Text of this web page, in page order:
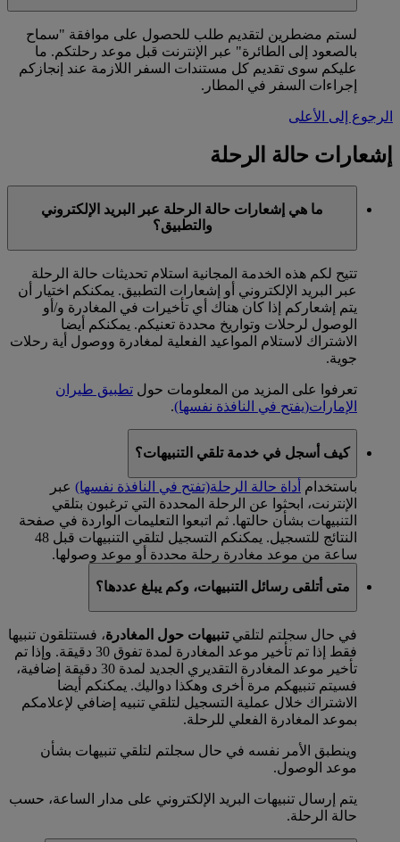
لستم مضطرين لتقديم طلب للحصول على موافقة "سماح
بالصعود إلى الطائرة" عبر الإنترنت قبل موعد رحلتكم. ما
عليكم سوى تقديم كل مستندات السفر اللازمة عند إنجازكم
إجراءات السفر في المطار.
الرجوع إلى الأعلى
إشعارات حالة الرحلة
ما هي إشعارات حالة الرحلة عبر البريد الإلكتروني
والتطبيق؟
تتيح لكم هذه الخدمة المجانية استلام تحديثات حالة الرحلة
عبر البريد الإلكتروني أو إشعارات التطبيق. يمكنكم اختيار أن
يتم إشعاركم إذا كان هناك أي تأخيرات في المغادرة و/أو
الوصول لرحلات وتواريخ محددة تعنيكم. يمكنكم أيضا
الاشتراك لاستلام المواعيد الفعلية لمغادرة ووصول أية رحلات
جوية.
تعرفوا على المزيد من المعلومات حول تطبيق طيران
الإمارات(يفتح في النافذة نفسها).
كيف أسجل في خدمة تلقي التنبيهات؟
باستخدام أداة حالة الرحلة(تفتح في النافذة نفسها) عبر
الإنترنت، ابحثوا عن الرحلة المحددة التي ترغبون بتلقي
التنبيهات بشأن حالتها. ثم اتبعوا التعليمات الواردة في صفحة
النتائج للتسجيل. يمكنكم التسجيل لتلقي التنبيهات قبل 48
ساعة من موعد مغادرة رحلة محددة أو موعد وصولها.
متى أتلقى رسائل التنبيهات، وكم يبلغ عددها؟
في حال سجلتم لتلقيتنبيهات حول المغادرة، فستتلقون تنبيها
فقط إذا تم تأخير موعد المغادرة لمدة تفوق 30 دقيقة. وإذا تم
تأخير موعد المغادرة التقديري الجديد لمدة 30 دقيقة إضافية،
فسيتم تنبيهكم مرة أخرى وهكذا دواليك. يمكنكم أيضا
الاشتراك خلال عملية التسجيل لتلقي تنبيه إضافي لإعلامكم
بموعد المغادرة الفعلي للرحلة.
وينطبق الأمر نفسه في حال سجلتم لتلقي تنبيهات بشأن
موعد الوصول.
يتم إرسال تنبيهات البريد الإلكتروني على مدار الساعة، حسب
حالة الرحلة.